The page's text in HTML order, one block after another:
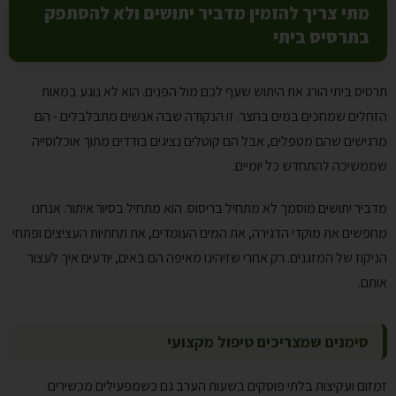
מתי צריך להזמין מדביר יתושים ולא להסתפק
בתרסיס ביתי
תרסיס ביתי הורג את היתוש שעף לכם מול הפנים. הוא לא נוגע במאות
הזחלים שמחכים במים בחצר. זו הנקודה שבה אנשים מתבלבלים - הם
מרגישים שהם מטפלים, אבל הם קוטלים נציגים בודדים מתוך אוכלוסייה
שממשיכה להתחדש כל יומיים.
מדביר יתושים מוסמך לא מתחיל בריסוס. הוא מתחיל בסיור איתור. אנחנו
מחפשים את מוקדי הדגירה, את המים העומדים, את תחתיות העציצים ופתחי
הניקוז של המזגנים. רק אחרי שזיהינו מאיפה הם באים, יודעים איך לעצור
אותם.
סימנים שמצריכים טיפול מקצועי
זמזום ועקיצות בלתי פוסקים בשעות הערב גם כשמפעילים מכשירים